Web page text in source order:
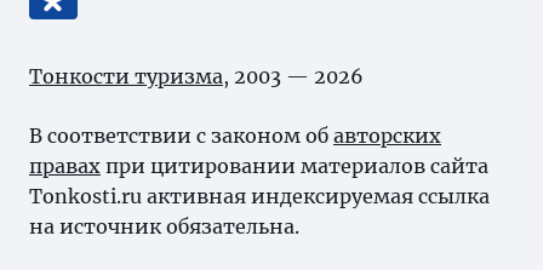
Тонкости туризма, 2003 — 2026
В соответствии с законом об авторских
правах при цитировании материалов сайта
Tonkosti.ru активная индексируемая ссылка
на источник обязательна.